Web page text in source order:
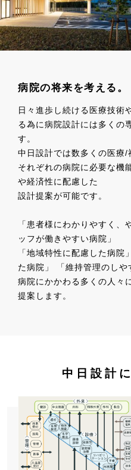
病院の将来を考える。
日々進歩し続ける医療技術
る為に病院設計には多くの
す。
中日設計では数多くの医療/
それぞれの病院に必要な機
や経済性に配慮した
設計提案が可能です。
「患者様にわかりやすく、
ッフが働きやすい病院」
「地域特性に配慮した病院
た病院」 「維持管理のしや
病院にかかわる多くの人々
提案します。
中日設計